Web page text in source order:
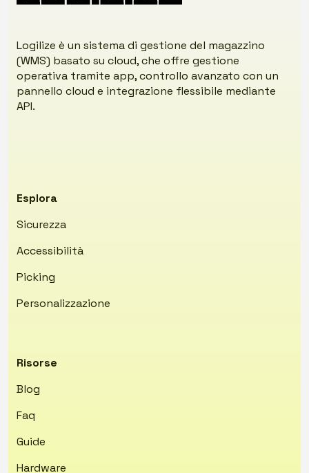
Logilize è un sistema di gestione del magazzino
(WMS) basato su cloud, che offre gestione
operativa tramite app, controllo avanzato con un
pannello cloud e integrazione flessibile mediante
API.
Esplora
Sicurezza
Accessibilità
Picking
Personalizzazione
Risorse
Blog
Faq
Guide
Hardware